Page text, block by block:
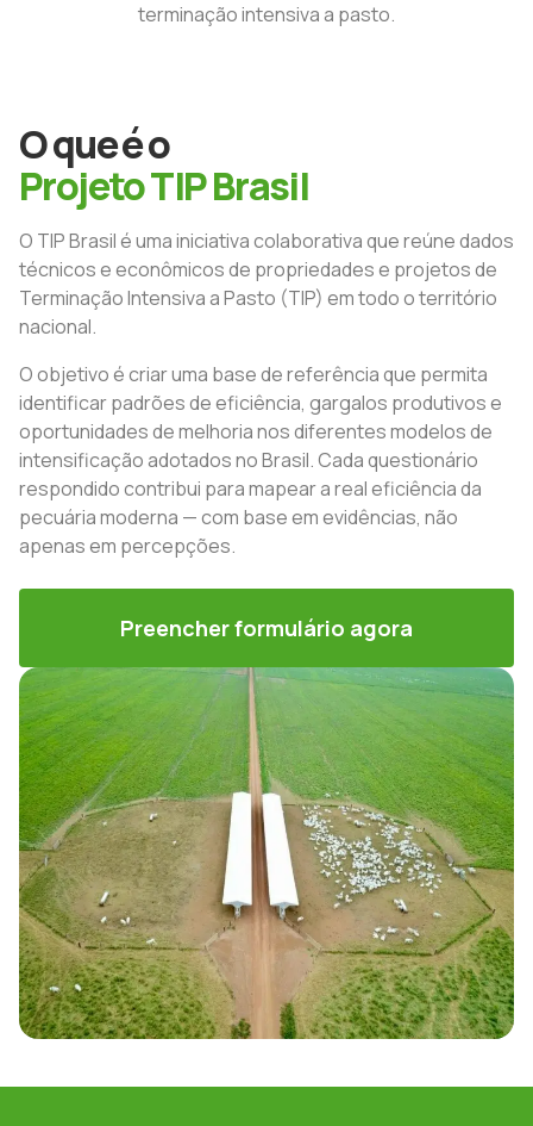
terminação intensiva a pasto.
O que é o
Projeto TIP Brasil
O TIP Brasil é uma iniciativa colaborativa que reúne dados
técnicos e econômicos de propriedades e projetos de
Terminação Intensiva a Pasto (TIP) em todo o território
nacional.
O objetivo é criar uma base de referência que permita
identificar padrões de eficiência, gargalos produtivos e
oportunidades de melhoria nos diferentes modelos de
intensificação adotados no Brasil. Cada questionário
respondido contribui para mapear a real eficiência da
pecuária moderna — com base em evidências, não
apenas em percepções.
Preencher formulário agora